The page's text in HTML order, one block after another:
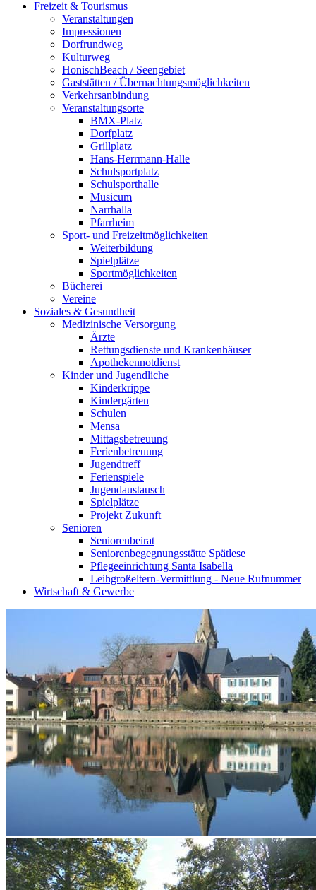
Freizeit & Tourismus
Veranstaltungen
Impressionen
Dorfrundweg
Kulturweg
HonischBeach / Seengebiet
Gaststätten / Übernachtungsmöglichkeiten
Verkehrsanbindung
Veranstaltungsorte
BMX-Platz
Dorfplatz
Grillplatz
Hans-Herrmann-Halle
Schulsportplatz
Schulsporthalle
Musicum
Narrhalla
Pfarrheim
Sport- und Freizeitmöglichkeiten
Weiterbildung
Spielplätze
Sportmöglichkeiten
Bücherei
Vereine
Soziales & Gesundheit
Medizinische Versorgung
Ärzte
Rettungsdienste und Krankenhäuser
Apothekennotdienst
Kinder und Jugendliche
Kinderkrippe
Kindergärten
Schulen
Mensa
Mittagsbetreuung
Ferienbetreuung
Jugendtreff
Ferienspiele
Jugendaustausch
Spielplätze
Projekt Zukunft
Senioren
Seniorenbeirat
Seniorenbegegnungsstätte Spätlese
Pflegeeinrichtung Santa Isabella
Leihgroßeltern-Vermittlung - Neue Rufnummer
Wirtschaft & Gewerbe